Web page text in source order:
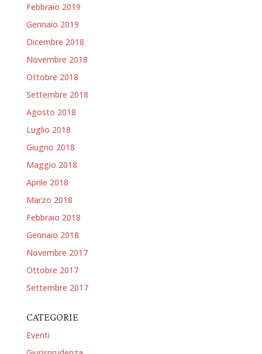
Febbraio 2019
Gennaio 2019
Dicembre 2018
Novembre 2018
Ottobre 2018
Settembre 2018
Agosto 2018
Luglio 2018
Giugno 2018
Maggio 2018
Aprile 2018
Marzo 2018
Febbraio 2018
Gennaio 2018
Novembre 2017
Ottobre 2017
Settembre 2017
CATEGORIE
Eventi